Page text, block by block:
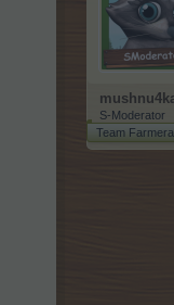
S-Moderator
Team